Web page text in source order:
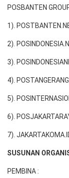
POSBANTEN
1).
2).
3).
4).
5).
6).
7).
SUSUNAN
PEMBINA :